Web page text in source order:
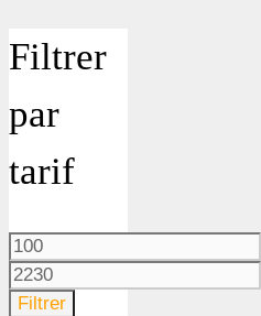
Filtrer
par
tarif
Prix
min
Prix
max
Filtrer